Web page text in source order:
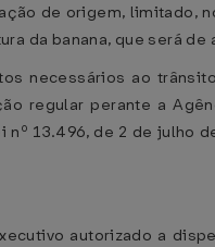
de origem, limitado,
da banana, que será
necessários ao
regular perante a
nº 13.496, de 2 de julho
autorizado a